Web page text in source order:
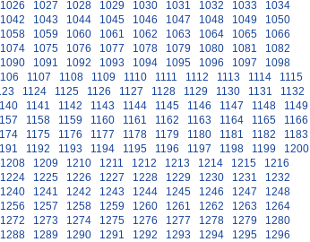
1026 1027 1028 1029 1030 1031 1032 1033
1034
1042 1043 1044 1045 1046 1047 1048 1049
1050
1058 1059 1060 1061 1062 1063 1064 1065
1066
1074 1075 1076 1077 1078 1079 1080 1081
1082
1090 1091 1092 1093 1094 1095 1096 1097
1098
1107 1108 1109 1110 1111 1112 1113 1114
1115
1124 1125 1126 1127 1128 1129 1130 1131
1132
1141 1142 1143 1144 1145 1146 1147 1148
1149
1158 1159 1160 1161 1162 1163 1164 1165
1166
1175 1176 1177 1178 1179 1180 1181 1182
1183
1192 1193 1194 1195 1196 1197 1198 1199
1200
1208 1209 1210 1211 1212 1213 1214 1215
1216
1224 1225 1226 1227 1228 1229 1230 1231
1232
1240 1241 1242 1243 1244 1245 1246 1247
1248
1256 1257 1258 1259 1260 1261 1262 1263
1264
1272 1273 1274 1275 1276 1277 1278 1279
1280
1288 1289 1290 1291 1292 1293 1294 1295
1296